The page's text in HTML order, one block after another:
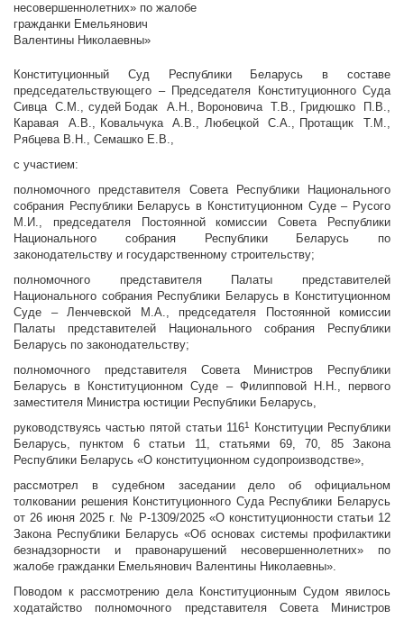
несовершеннолетних» по жалобе
гражданки Емельянович
Валентины Николаевны»
Конституционный Суд Республики Беларусь в составе
председательствующего – Председателя Конституционного Суда
Сивца С.М., судей Бодак А.Н., Вороновича Т.В., Гридюшко П.В.,
Каравая А.В., Ковальчука А.В., Любецкой С.А., Протащик Т.М.,
Рябцева В.Н., Семашко Е.В.,
с участием:
полномочного представителя Совета Республики Национального
собрания Республики Беларусь в Конституционном Суде – Русого
М.И., председателя Постоянной комиссии Совета Республики
Национального собрания Республики Беларусь по
законодательству и государственному строительству;
полномочного представителя Палаты представителей
Национального собрания Республики Беларусь в Конституционном
Суде – Ленчевской М.А., председателя Постоянной комиссии
Палаты представителей Национального собрания Республики
Беларусь по законодательству;
полномочного представителя Совета Министров Республики
Беларусь в Конституционном Суде – Филипповой Н.Н., первого
заместителя Министра юстиции Республики Беларусь,
руководствуясь частью пятой статьи 1161
Конституции Республики
Беларусь, пунктом 6 статьи 11, статьями 69, 70, 85 Закона
Республики Беларусь «О конституционном судопроизводстве»,
рассмотрел в судебном заседании дело об официальном
толковании решения Конституционного Суда Республики Беларусь
от 26 июня 2025 г. № Р-1309/2025 «О конституционности статьи 12
Закона Республики Беларусь «Об основах системы профилактики
безнадзорности и правонарушений несовершеннолетних» по
жалобе гражданки Емельянович Валентины Николаевны».
Поводом к рассмотрению дела Конституционным Судом явилось
ходатайство полномочного представителя Совета Министров